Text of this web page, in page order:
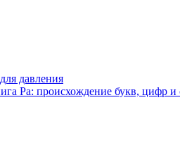
давления
Ра: происхождение букв, цифр и